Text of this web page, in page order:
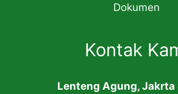
Dokumen
Kontak
Lenteng Agung, Jakrta